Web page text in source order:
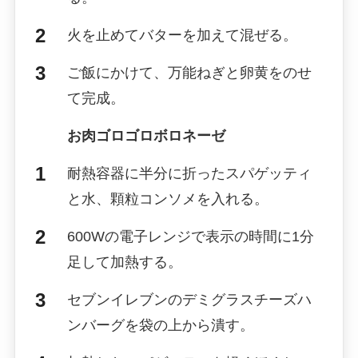
火を止めてバターを加えて混ぜる。
ご飯にかけて、万能ねぎと卵黄をのせ
て完成。
お肉ゴロゴロボロネーゼ
耐熱容器に半分に折ったスパゲッティ
と水、顆粒コンソメを入れる。
600Wの電子レンジで表示の時間に1分
足して加熱する。
セブンイレブンのデミグラスチーズハ
ンバーグを袋の上から潰す。